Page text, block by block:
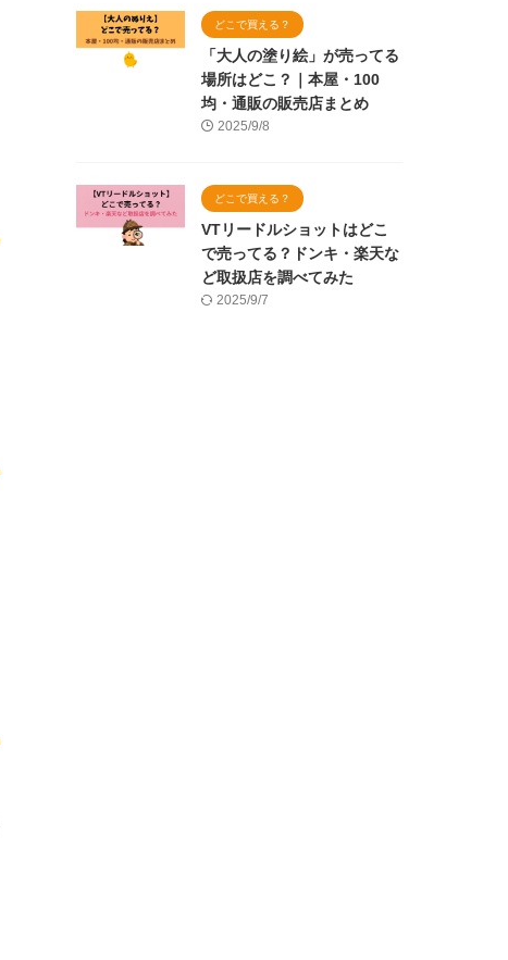
どこで買える？
「大人の塗り絵」が売ってる
場所はどこ？｜本屋・100
均・通販の販売店まとめ
2025/9/8
どこで買える？
VTリードルショットはどこ
で売ってる？ドンキ・楽天な
ど取扱店を調べてみた
2025/9/7